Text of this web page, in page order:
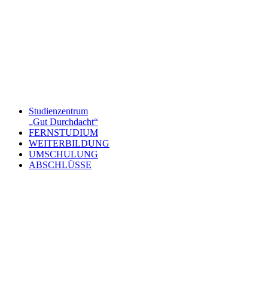
Studienzentrum
„Gut Durchdacht“
FERNSTUDIUM
WEITERBILDUNG
UMSCHULUNG
ABSCHLÜSSE